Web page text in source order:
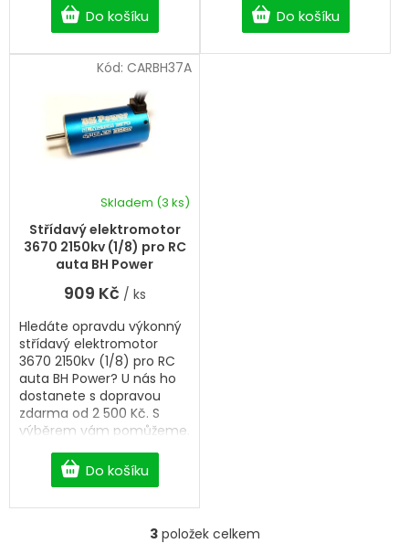
Do košíku Do košíku
Střídavý elektromotor
3670 2150kv (1/8) pro RC
auta BH Power
Skladem (3 ks)
909 Kč / ks
Do košíku
Hledáte opravdu výkonný
střídavý elektromotor
3670 2150kv (1/8) pro RC
auta BH Power? U nás ho
dostanete s dopravou
zdarma od 2 500 Kč. S
výběrem vám pomůžeme.
Kód: CARBH37A
O
3položek celkem